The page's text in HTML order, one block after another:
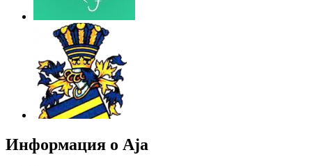
Информация о Aja